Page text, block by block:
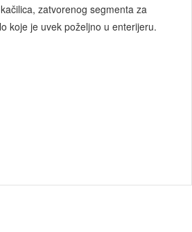
zatvorenog segmenta za
koje je uvek poželjno u enterijeru.